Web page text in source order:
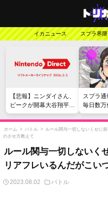
イカニュース スプラ界隈
【悲報】ニンダイさん、
ピークが開幕大谷翔平の
がっかりダイレクトだっ
たと言われてしまう
スプラ通
毎日数万
い』愚痴
行
ホーム > バトル > ルール関与一切しないくせに
のさせ方教えて
ルール関与一切しないく
リアフレいるんだがこい
2023.08.02 バトル